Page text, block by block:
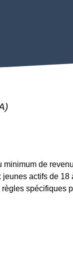
de
actifs de
spécifiques